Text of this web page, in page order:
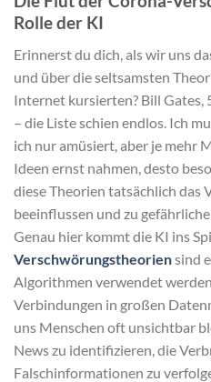
Rolle der KI
Erinnerst du dich, als wir uns
und über die seltsamsten
Internet kursierten? Bill
– die Liste schien endlos. Ich
ich nur amüsiert, aber je mehr
Ideen ernst nahmen, desto
diese Theorien tatsächlich das
beeinflussen und zu
Genau hier kommt die KI ins
Verschwörungstheoriensind
Algorithmen verwendet
Verbindungen in großen
uns Menschen oft unsichtbar
News zu identifizieren, die
Falschinformationen zu